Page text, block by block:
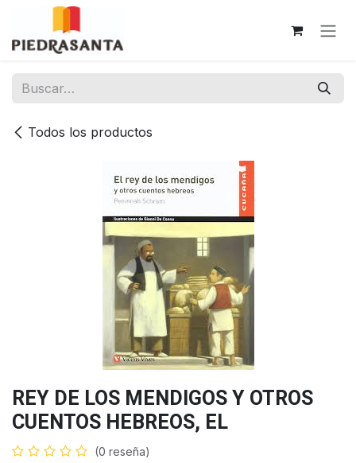
Ir al contenido
Todos los productos
REY DE LOS MENDIGOS Y OTROS
CUENTOS HEBREOS, EL
(0 reseña)